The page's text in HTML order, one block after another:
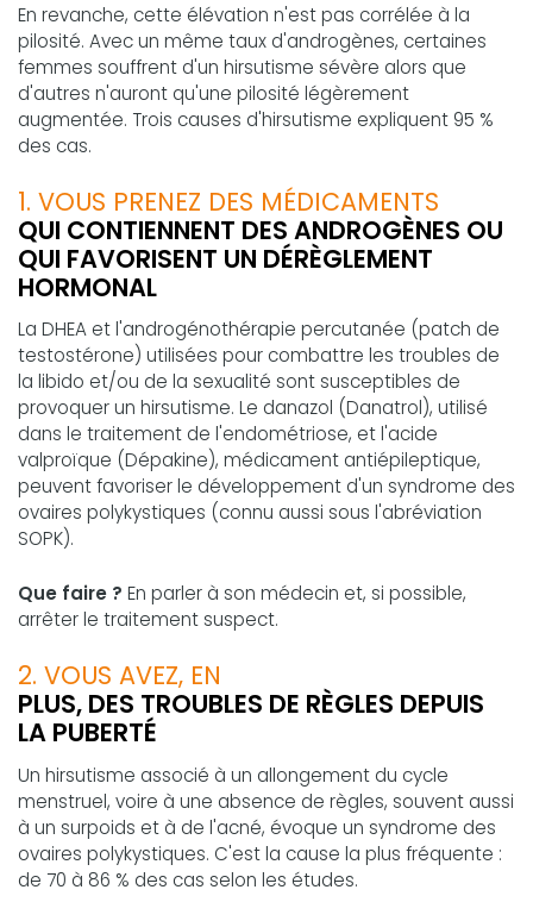
En revanche, cette élévation n'est pas corrélée à la
pilosité. Avec un même taux d'androgènes, certaines
femmes souffrent d'un hirsutisme sévère alors que
d'autres n'auront qu'une pilosité légèrement
augmentée. Trois causes d'hirsutisme expliquent 95 %
des cas.
1. VOUS PRENEZ DES MÉDICAMENTS
QUI CONTIENNENT DES ANDROGÈNES OU
QUI FAVORISENT UN DÉRÈGLEMENT
HORMONAL
La DHEA et l'androgénothérapie percutanée (patch de
testostérone) utilisées pour combattre les troubles de
la libido et/ou de la sexualité sont susceptibles de
provoquer un hirsutisme. Le danazol (Danatrol), utilisé
dans le traitement de l'endométriose, et l'acide
valproïque (Dépakine), médicament antiépileptique,
peuvent favoriser le développement d'un syndrome des
ovaires polykystiques (connu aussi sous l'abréviation
SOPK).
Que faire ? En parler à son médecin et, si possible,
arrêter le traitement suspect.
2. VOUS AVEZ, EN
PLUS, DES TROUBLES DE RÈGLES DEPUIS
LA PUBERTÉ
Un hirsutisme associé à un allongement du cycle
menstruel, voire à une absence de règles, souvent aussi
à un surpoids et à de l'acné, évoque un syndrome des
ovaires polykystiques. C'est la cause la plus fréquente :
de 70 à 86 % des cas selon les études.